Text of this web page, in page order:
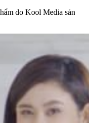
do Kool Media sản